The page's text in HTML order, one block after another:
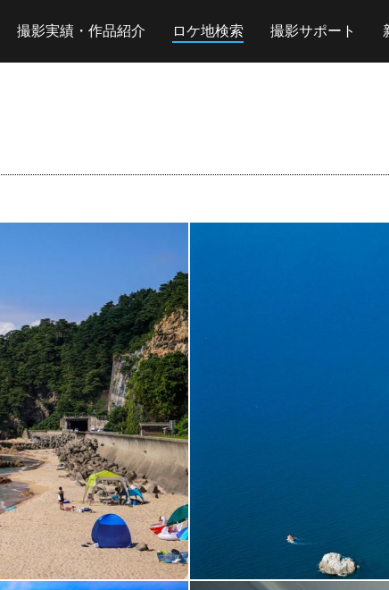
撮影実績・作品紹介 ロケ地検索 撮影サポート